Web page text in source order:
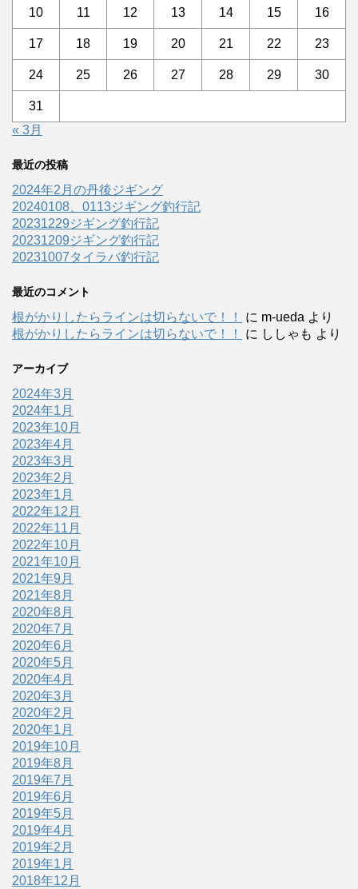
10 11 12 13 14 15 16
17 18 19 20 21 22 23
24 25 26 27 28 29 30
31
« 3月
最近の投稿
2024年2月の丹後ジギング
20240108、0113ジギング釣行記
20231229ジギング釣行記
20231209ジギング釣行記
20231007タイラバ釣行記
最近のコメント
根がかりしたらラインは切らないで！！ に m-ueda より
根がかりしたらラインは切らないで！！
に ししゃも より
アーカイブ
2024年3月
2024年1月
2023年10月
2023年4月
2023年3月
2023年2月
2023年1月
2022年12月
2022年11月
2022年10月
2021年10月
2021年9月
2021年8月
2020年8月
2020年7月
2020年6月
2020年5月
2020年4月
2020年3月
2020年2月
2020年1月
2019年10月
2019年8月
2019年7月
2019年6月
2019年5月
2019年4月
2019年2月
2019年1月
2018年12月